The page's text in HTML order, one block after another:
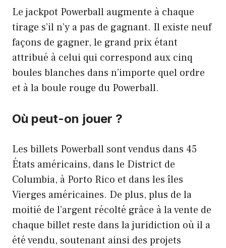
Le jackpot Powerball augmente à chaque
tirage s’il n’y a pas de gagnant. Il existe neuf
façons de gagner, le grand prix étant
attribué à celui qui correspond aux cinq
boules blanches dans n’importe quel ordre
et à la boule rouge du Powerball.
Où peut-on jouer ?
Les billets Powerball sont vendus dans 45
États américains, dans le District de
Columbia, à Porto Rico et dans les îles
Vierges américaines. De plus, plus de la
moitié de l’argent récolté grâce à la vente de
chaque billet reste dans la juridiction où il a
été vendu, soutenant ainsi des projets